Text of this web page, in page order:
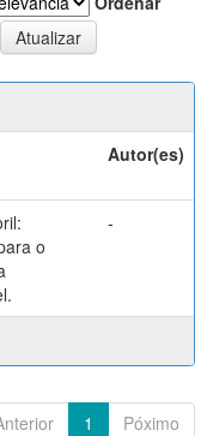
Autor(es)
o
-
1 Póximo